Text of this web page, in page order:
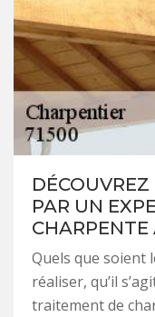
DÉCOUVREZ
PAR UN
Quels que soient
réaliser, qu’il
traitement de